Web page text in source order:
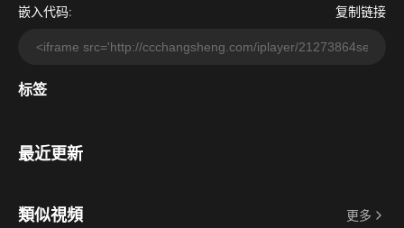
嵌入代码: 复制链接
标签
最近更新
類似視頻 更多